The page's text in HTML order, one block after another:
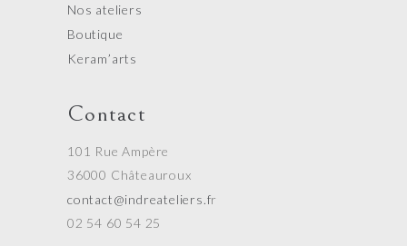
Nos ateliers
Boutique
Keram’arts
Contact
101 Rue Ampère
36000 Châteauroux
contact@indreateliers.fr
02 54 60 54 25